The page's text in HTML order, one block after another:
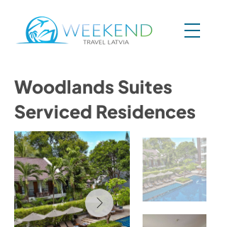
Woodlands Suites
Serviced Residences